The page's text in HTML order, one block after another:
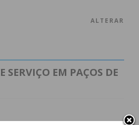
ALTERAR
SERVIÇO EM PAÇOS DE